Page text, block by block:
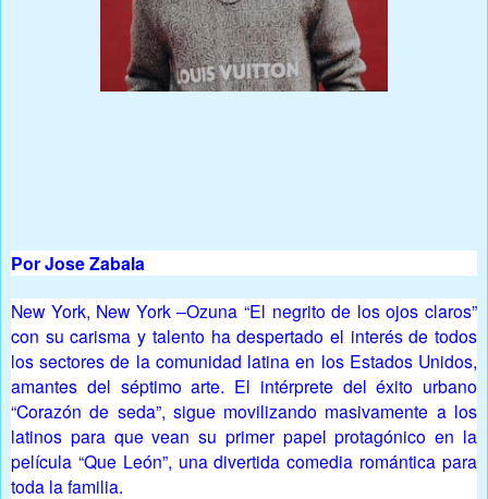
Por Jose Zabala
New York, New York –Ozuna “El negrito de los ojos claros”
con su carisma y talento ha despertado el interés de todos
los sectores de la comunidad latina en los Estados Unidos,
amantes del séptimo arte. El intérprete del éxito urbano
“Corazón de seda”, sigue movilizando masivamente a los
latinos para que vean su primer papel protagónico en la
película “Que León”, una divertida comedia romántica para
toda la familia.